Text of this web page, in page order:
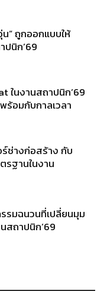
” ถูกออกแบบให้
ปนิก’69
ในงานสถาปนิก’69
ร้อมกับกาลเวลา
ร์ช่างก่อสร้าง กับ
รฐานในงาน
รมฉนวนที่เปลี่ยนมุม
สถาปนิก’69